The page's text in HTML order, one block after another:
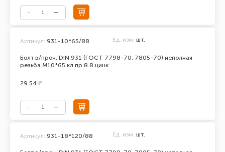
Болт в/проч. DIN 931 (ГОСТ 7798-70, 7805-70) неполная
резьба М10*65 кл.пр.8.8 цинк
Артикул: 931-10*65/88 Ед. изм. шт.
29.54 ₽
Артикул: 931-18*120/88 Ед. изм. шт.